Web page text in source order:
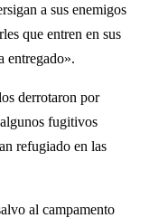
a sus enemigos
que entren en sus
entregado».
derrotaron por
fugitivos
refugiado en las
al campamento